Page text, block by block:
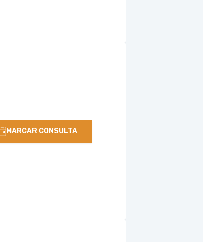
MARCAR CONSULTA